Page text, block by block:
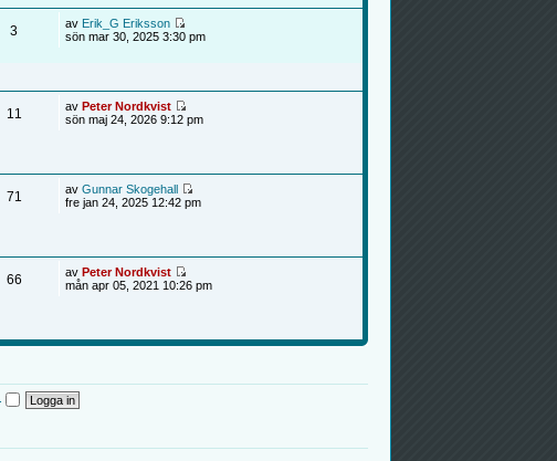
3 av Erik_G Eriksson
sön mar 30, 2025 3:30 pm
11 av Peter Nordkvist
sön maj 24, 2026 9:12 pm
71 av Gunnar Skogehall
fre jan 24, 2025 12:42 pm
66 av Peter Nordkvist
mån apr 05, 2021 10:26 pm